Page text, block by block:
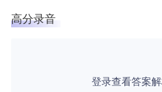
高分录音
登录查看答案